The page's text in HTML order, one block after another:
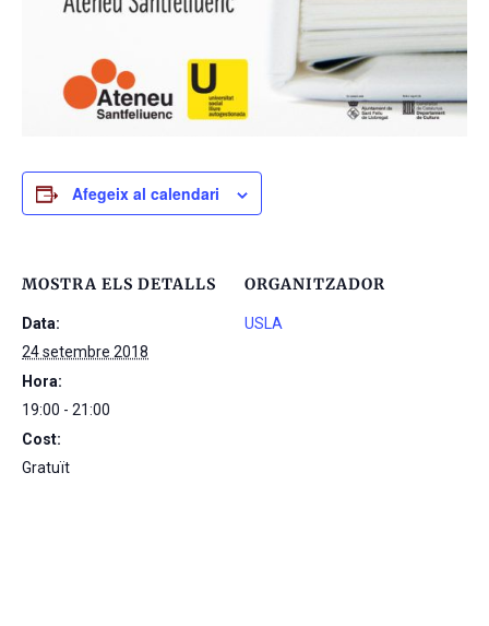
Afegeix al calendari
MOSTRA ELS DETALLS
Data:
24 setembre 2018
Hora:
19:00 - 21:00
Cost:
Gratuït
ORGANITZADOR
USLA